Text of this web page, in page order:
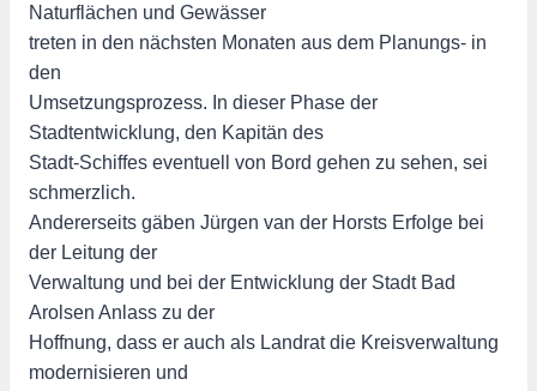
Naturflächen und Gewässer
treten in den nächsten Monaten aus dem Planungs- in
den
Umsetzungsprozess. In dieser Phase der
Stadtentwicklung, den Kapitän des
Stadt-Schiffes eventuell von Bord gehen zu sehen, sei
schmerzlich.
Andererseits gäben Jürgen van der Horsts Erfolge bei
der Leitung der
Verwaltung und bei der Entwicklung der Stadt Bad
Arolsen Anlass zu der
Hoffnung, dass er auch als Landrat die Kreisverwaltung
modernisieren und